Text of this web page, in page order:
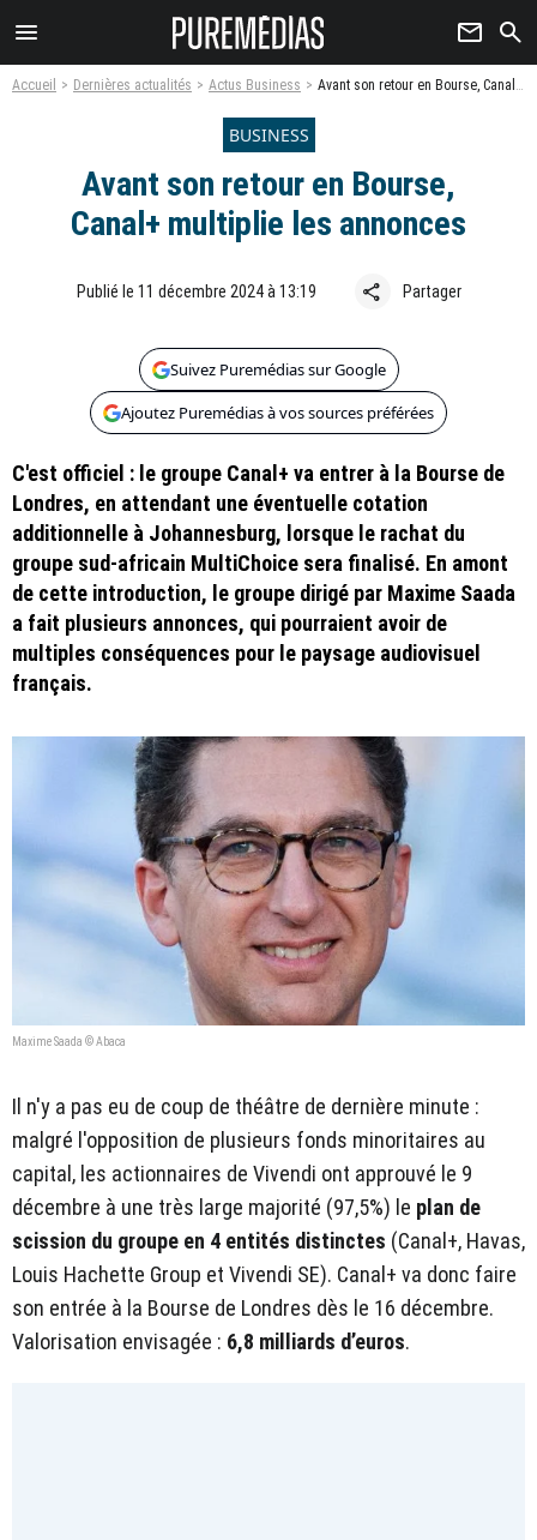
menu newsletter search
Accueil Dernières actualités Actus Business Avant son retour en Bourse, Canal+ multiplie les annonces
BUSINESS
Avant son retour en Bourse,
Canal+ multiplie les annonces
Publié le 11 décembre 2024 à 13:19 share Partager
Suivez Puremédias sur Google
Ajoutez Puremédias à vos sources préférées
C'est officiel : le groupe Canal+ va entrer à la Bourse de
Londres, en attendant une éventuelle cotation
additionnelle à Johannesburg, lorsque le rachat du
groupe sud-africain MultiChoice sera finalisé. En amont
de cette introduction, le groupe dirigé par Maxime Saada
a fait plusieurs annonces, qui pourraient avoir de
multiples conséquences pour le paysage audiovisuel
français.
Maxime Saada © Abaca
Il n'y a pas eu de coup de théâtre de dernière minute :
malgré l'opposition de plusieurs fonds minoritaires au
capital, les actionnaires de Vivendi ont approuvé le 9
décembre à une très large majorité (97,5%) le plan de
scission du groupe en 4 entités distinctes (Canal+, Havas,
Louis Hachette Group et Vivendi SE). Canal+ va donc faire
son entrée à la Bourse de Londres dès le 16 décembre.
Valorisation envisagée : 6,8 milliards d’euros.